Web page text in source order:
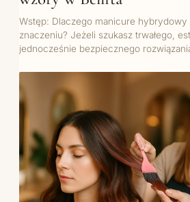
Wstęp: Dlaczego manicure hybrydowy
znaczeniu? Jeżeli szukasz trwałego,
jednocześnie bezpiecznego